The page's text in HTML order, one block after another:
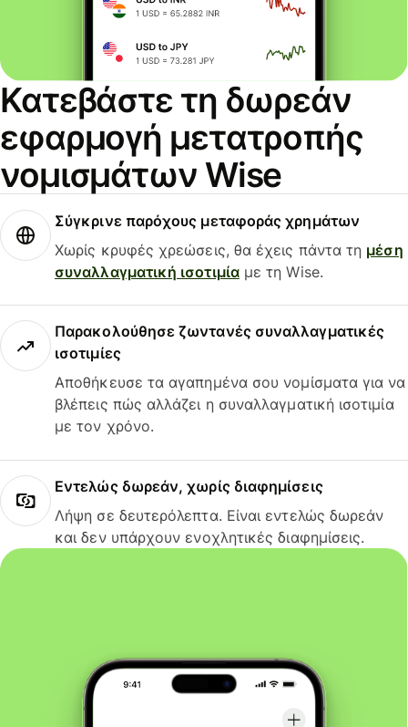
Κατεβάστε τη δωρεάν
εφαρμογή μετατροπής
νομισμάτων Wise
Σύγκρινε παρόχους μεταφοράς χρημάτων
Χωρίς κρυφές χρεώσεις, θα έχεις πάντα τη μέση
συναλλαγματική ισοτιμίαμε τη Wise.
Παρακολούθησε ζωντανές συναλλαγματικές
ισοτιμίες
Αποθήκευσε τα αγαπημένα σου νομίσματα για να
βλέπεις πώς αλλάζει η συναλλαγματική ισοτιμία
με τον χρόνο.
Εντελώς δωρεάν, χωρίς διαφημίσεις
Λήψη σε δευτερόλεπτα. Είναι εντελώς δωρεάν
και δεν υπάρχουν ενοχλητικές διαφημίσεις.